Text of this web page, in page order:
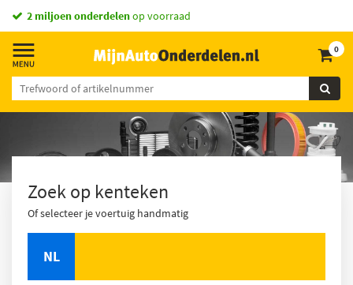
2 miljoen onderdelenop voorraad
0
Zoek op kenteken
Of selecteer je voertuig handmatig
NL